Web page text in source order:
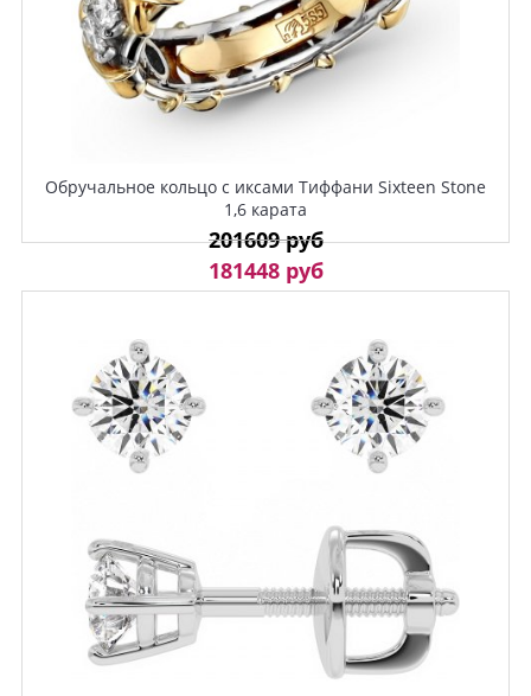
Обручальное кольцо с иксами Тиффани Sixteen Stone
1,6 карата
201609 руб
181448 руб